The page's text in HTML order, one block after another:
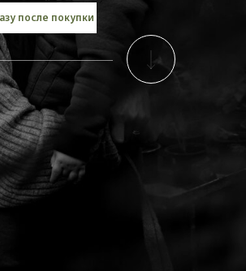
после покупки